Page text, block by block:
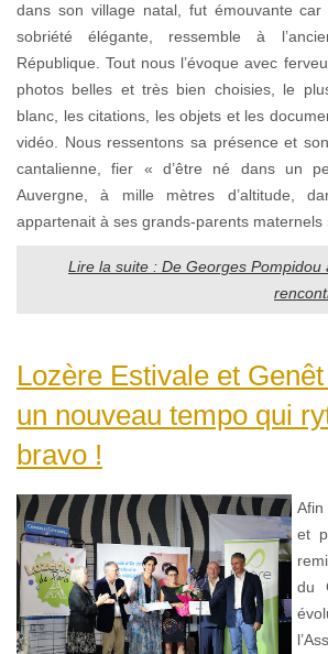
dans son village natal, fut émouvante
sobriété élégante, ressemble à
République. Tout nous l’évoque avec
photos belles et très bien choisies, le
blanc, les citations, les objets et les
vidéo. Nous ressentons sa présence et
cantalienne, fier « d’être né dans un
Auvergne, à mille mètres d’altitude,
appartenait à ses grands-parents maternels
Lire la suite : De Georges Pompidou
Lozère Estivale et Genêt
un nouveau tempo qui
bravo !
et
du